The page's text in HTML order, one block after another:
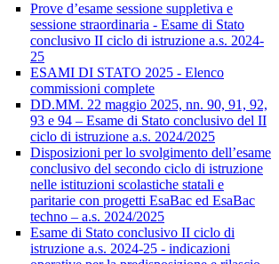
Prove d’esame sessione suppletiva e
sessione straordinaria - Esame di Stato
conclusivo II ciclo di istruzione a.s. 2024-
25
ESAMI DI STATO 2025 - Elenco
commissioni complete
DD.MM. 22 maggio 2025, nn. 90, 91, 92,
93 e 94 – Esame di Stato conclusivo del II
ciclo di istruzione a.s. 2024/2025
Disposizioni per lo svolgimento dell’esame
conclusivo del secondo ciclo di istruzione
nelle istituzioni scolastiche statali e
paritarie con progetti EsaBac ed EsaBac
techno – a.s. 2024/2025
Esame di Stato conclusivo II ciclo di
istruzione a.s. 2024-25 - indicazioni